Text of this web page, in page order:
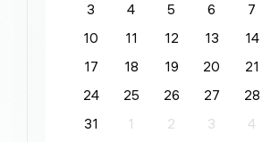
3
4 5 6 7
10
11 12 13 14
17
18 19 20 21
24
25 26 27 28
31
1 2 3 4